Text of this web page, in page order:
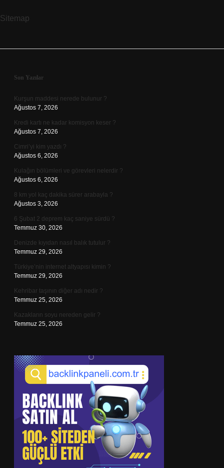
Sitemap
Sidebar
Son Yazılar
Kurşun maddesi nerede bulunur ?
Ağustos 7, 2026
Kredi kartı ne kadar komisyon keser ?
Ağustos 7, 2026
Cimri’yi kim yazdı ?
Ağustos 6, 2026
Kulağın bölümleri ve görevleri nelerdir ?
Ağustos 6, 2026
8 km yol kaç dakika sürer arabayla ?
Ağustos 3, 2026
6 Şubat 2 deprem kaç saniye sürdü ?
Temmuz 30, 2026
Denizde kıyıdan nasıl balık tutulur ?
Temmuz 29, 2026
Türkiye’nin internet altyapısı kimin ?
Temmuz 29, 2026
Kehribar taşının diğer adı nedir ?
Temmuz 25, 2026
Kazakların soyu nereden gelir ?
Temmuz 25, 2026